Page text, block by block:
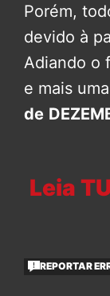
Porém,
devido à
Adiando o
e mais
de
Leia
REPORTAR